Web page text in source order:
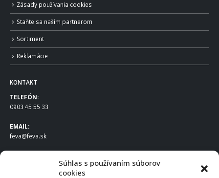
Súhlas s používaním súborov
cookies
Zásady používania cookies
Staňte sa naším partnerom
Sortiment
Reklamácie
KONTAKT
TELEFÓN:
0903 45 55 33
EMAIL:
feva@feva.sk
FEVA Slovakia SK s.r.o.